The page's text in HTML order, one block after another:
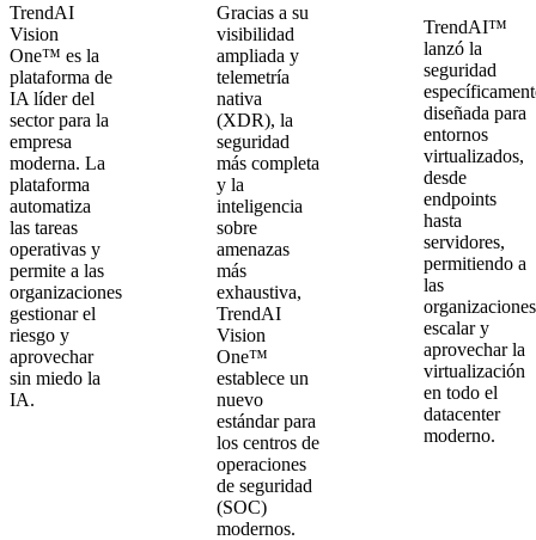
TrendAI
Vision
One™ es la
plataforma de
IA líder del
sector para la
empresa
moderna. La
plataforma
automatiza
las tareas
operativas y
permite a las
organizaciones
gestionar el
riesgo y
aprovechar
sin miedo la
IA.
Gracias a su
visibilidad
ampliada y
telemetría
nativa
(XDR), la
seguridad
más completa
y la
inteligencia
sobre
amenazas
más
exhaustiva,
TrendAI
Vision
One™
establece un
nuevo
estándar para
los centros de
operaciones
de seguridad
(SOC)
modernos.
TrendAI™
lanzó la
seguridad
diseñada para
entornos
virtualizados,
desde
endpoints
hasta
servidores,
permitiendo a
las
organizaciones
escalar y
aprovechar la
virtualización
en todo el
datacenter
moderno.